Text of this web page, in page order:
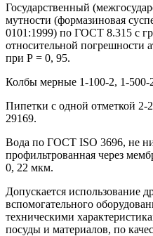
Государственный
мутности (формазиновая
0101:1999) по ГОСТ 8.315 с
относительной погрешности
при Р = 0, 95.
Колбы мерные 1-100-2, 1-
Пипетки с одной отметкой
29169.
Вода по ГОСТ ISO 3696, не
профильтрованная через
0, 22 мкм.
Допускается использование
вспомогательного
техническими
посуды и материалов, по